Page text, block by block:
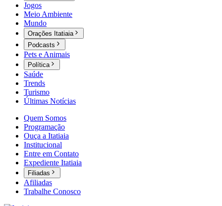
Jogos
Meio Ambiente
Mundo
Orações Itatiaia
Podcasts
Pets e Animais
Política
Saúde
Trends
Turismo
Últimas Notícias
Quem Somos
Programação
Ouça a Itatiaia
Institucional
Entre em Contato
Expediente Itatiaia
Filiadas
Afiliadas
Trabalhe Conosco